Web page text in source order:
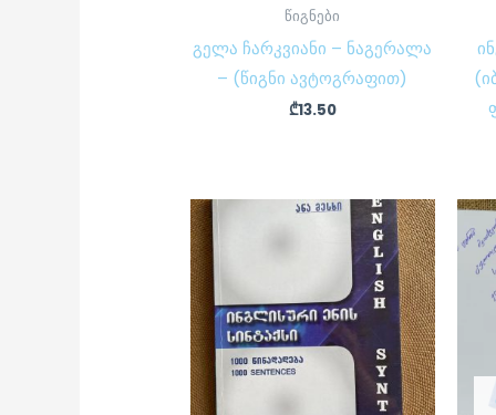
წიგნები
გელა ჩარკვიანი – ნაგერალა
– (წიგნი ავტოგრაფით)
₾13.50